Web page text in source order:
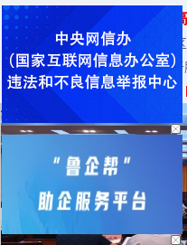
全区服务业
河东融媒讯 8月6日下午，全
入学习贯彻习近平总书记关